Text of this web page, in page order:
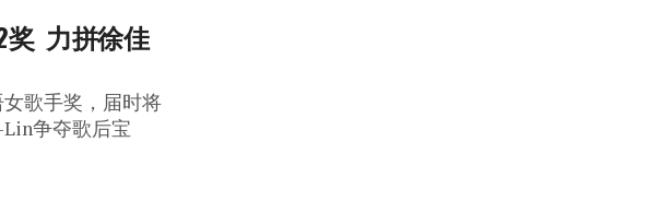
力拼徐佳
歌手奖，届时将
争夺歌后宝